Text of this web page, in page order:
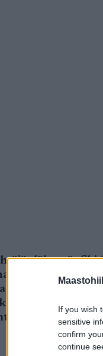
If you wish
sensitive
confirm
continue
lähtevät Ski
jakavat
Ryhänen,